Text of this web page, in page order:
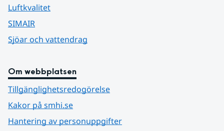
Luftkvalitet
SIMAIR
Sjöar och vattendrag
Om webbplatsen
Tillgänglighetsredogörelse
Kakor på smhi.se
Hantering av personuppgifter